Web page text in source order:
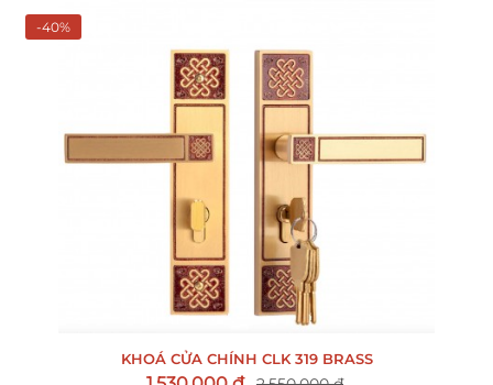
-40%
KHOÁ CỬA CHÍNH CLK 319 BRASS